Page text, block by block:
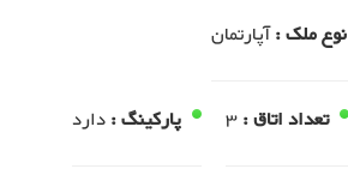
نوع ملک :آپارتمان
تعداد اتاق : پارکینگ :دارد